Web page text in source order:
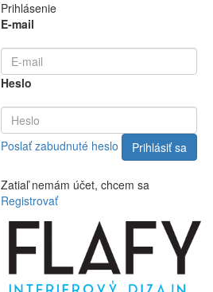
Prihlásenie
E-mail
Heslo
Poslať zabudnuté heslo
Zatiaľ nemám účet, chcem sa
Registrovať